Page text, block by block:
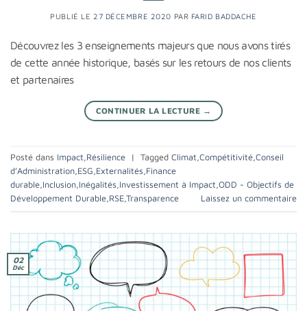
PUBLIÉ LE 27 DÉCEMBRE 2020 PAR FARID BADDACHE
Découvrez les 3 enseignements majeurs que nous avons tirés
de cette année historique, basés sur les retours de nos clients
et partenaires
CONTINUER LA LECTURE →
Posté dans Impact,Résilience | Tagged Climat,Compétitivité,Conseil
d’Administration,ESG,Externalités,Finance
durable,Inclusion,Inégalités,Investissement à Impact,ODD - Objectifs de
Développement Durable,RSE,Transparence Laissez un commentaire
02
Déc